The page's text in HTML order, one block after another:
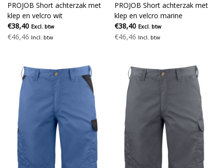
PROJOB Short achterzak met
klep en velcro wit
€38,40 Excl. btw
€46,46 Incl. btw
PROJOB Short achterzak met
klep en velcro marine
€38,40 Excl. btw
€46,46 Incl. btw